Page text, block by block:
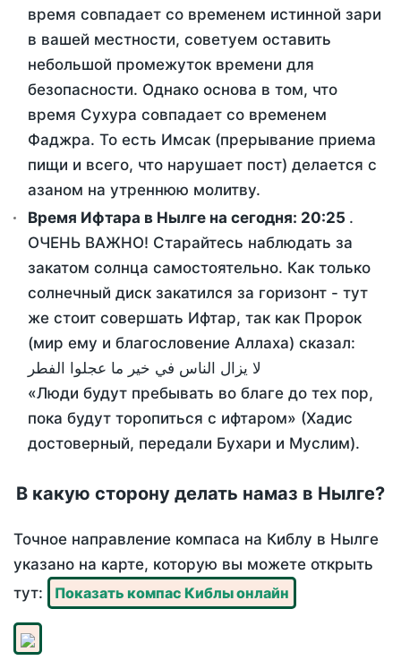
время совпадает со временем истинной зари
в вашей местности, советуем оставить
небольшой промежуток времени для
безопасности. Однако основа в том, что
время Сухура совпадает со временем
Фаджра. То есть Имсак (прерывание приема
пищи и всего, что нарушает пост) делается с
азаном на утреннюю молитву.
Время Ифтара в Нылге на сегодня: 20:25 .
ОЧЕНЬ ВАЖНО! Старайтесь наблюдать за
закатом солнца самостоятельно. Как только
солнечный диск закатился за горизонт - тут
же стоит совершать Ифтар, так как Пророк
(мир ему и благословение Аллаха) сказал:
لا يزال الناس في خير ما عجلوا الفطر
«Люди будут пребывать во благе до тех пор,
пока будут торопиться с ифтаром» (Хадис
достоверный, передали Бухари и Муслим).
В какую сторону делать намаз в Нылге?
Точное направление компаса на Киблу в Нылге
указано на карте, которую вы можете открыть
тут:
Показать компас Киблы онлайн